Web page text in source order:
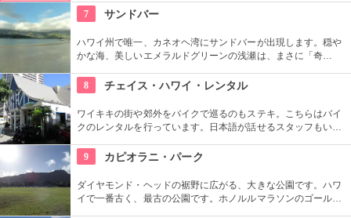
きます。日本語スタッフもいますし、送迎やランチもついてい
ます。
7 サンドバー
ハワイ州で唯一、カネオヘ湾にサンドバーが出現します。穏や
かな海、美しいエメラルドグリーンの浅瀬は、まさに「奇
ーが組まれているので、ぜひ利用してみて。
8 チェイス・ハワイ・レンタル
ワイキキの街や郊外をバイクで巡るのもステキ。こちらはバイ
クのレンタルを行っています。日本語が話せるスタッフもいる
のレンタルでも有名ですよ。
9 カピオラニ・パーク
ダイヤモンド・ヘッドの裾野に広がる、大きな公園です。ハワ
イで一番古く、最古の公園です。ホノルルマラソンのゴール地